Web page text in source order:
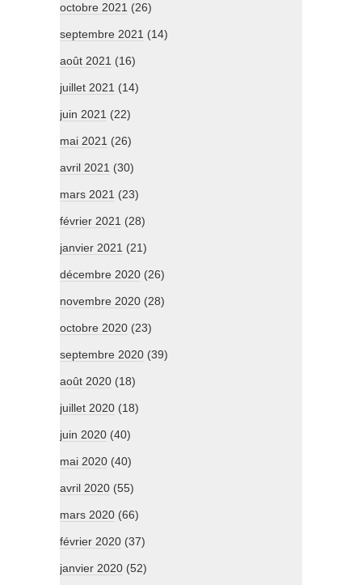
octobre 2021 (26)
septembre 2021 (14)
août 2021 (16)
juillet 2021 (14)
juin 2021 (22)
mai 2021 (26)
avril 2021 (30)
mars 2021 (23)
février 2021 (28)
janvier 2021 (21)
décembre 2020 (26)
novembre 2020 (28)
octobre 2020 (23)
septembre 2020 (39)
août 2020 (18)
juillet 2020 (18)
juin 2020 (40)
mai 2020 (40)
avril 2020 (55)
mars 2020 (66)
février 2020 (37)
janvier 2020 (52)